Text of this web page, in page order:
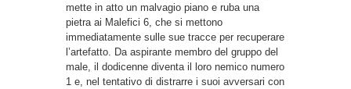
mette in atto un malvagio piano e ruba una
pietra ai Malefici 6, che si mettono
immediatamente sulle sue tracce per recuperare
l’artefatto. Da aspirante membro del gruppo del
male, il dodicenne diventa il loro nemico numero
1 e, nel tentativo di distrarre i suoi avversari con